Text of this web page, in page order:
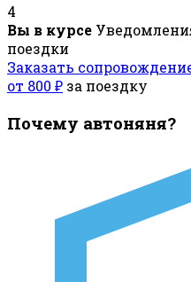
4
Вы в курсе
поездки
Заказать
от 800 ₽ за поездку
Почему автоняня?